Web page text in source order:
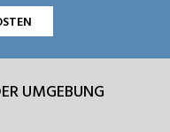
UMGEBUNG